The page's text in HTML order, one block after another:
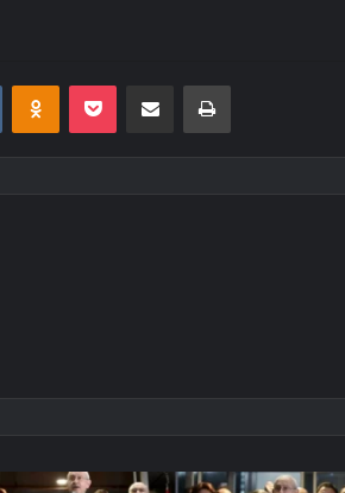
VKontakteOdnoklassniki
Pocket E-Posta ile paylaş Yazdır